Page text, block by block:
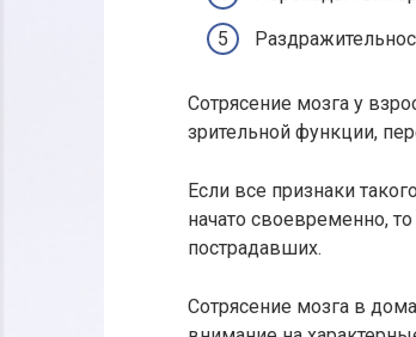
Сотрясение мозга у
зрительной функции,
Если все признаки
начато своевременно,
пострадавших.
Сотрясение мозга в